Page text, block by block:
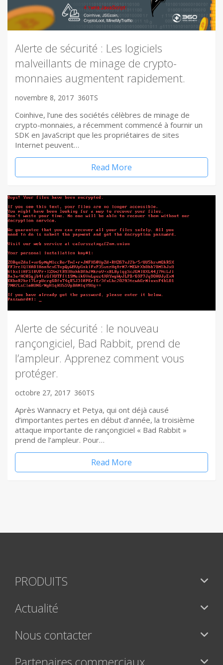
Alerte de sécurité : Les logiciels
malveillants de minage de crypto-
monnaies augmentent rapidement.
novembre 8, 2017 360TS
Coinhive, l’une des sociétés célèbres de minage de
crypto-monnaies, a récemment commencé à fournir un
SDK en JavaScript que les propriétaires de sites
Internet peuvent…
Read More
Alerte de sécurité : le nouveau
rançongiciel, Bad Rabbit, prend de
l’ampleur. Apprenez comment vous
protéger.
octobre 27, 2017 360TS
Après Wannacry et Petya, qui ont déjà causé
d’importantes pertes en début d’année, la troisième
attaque importante de rançongiciel « Bad Rabbit »
prend de l’ampleur. Pour…
Read More
PRODUITS
Actualité
Nous contacter